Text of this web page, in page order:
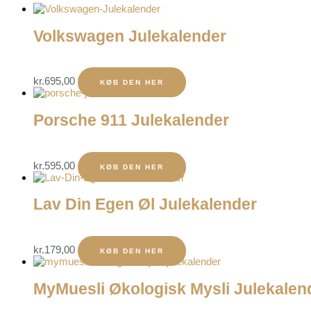
Volkswagen Julekalender
kr.695,00 KØB DEN HER
Porsche 911 Julekalender
kr.595,00 KØB DEN HER
Lav Din Egen Øl Julekalender
kr.179,00 KØB DEN HER
MyMuesli Økologisk Mysli